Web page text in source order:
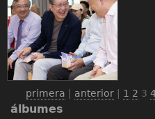
primera | anterior| 1 2 3 4
álbumes